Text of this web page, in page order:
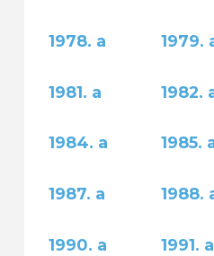
1978. a 1979.
1981. a 1982.
1984. a 1985.
1987. a 1988.
1990. a 1991. a